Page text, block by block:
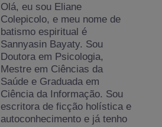
Olá, eu sou Eliane
Colepicolo, e meu nome de
batismo espiritual é
Sannyasin Bayaty. Sou
Doutora em Psicologia,
Mestre em Ciências da
Saúde e Graduada em
Ciência da Informação. Sou
escritora de ficção holística e
autoconhecimento e já tenho